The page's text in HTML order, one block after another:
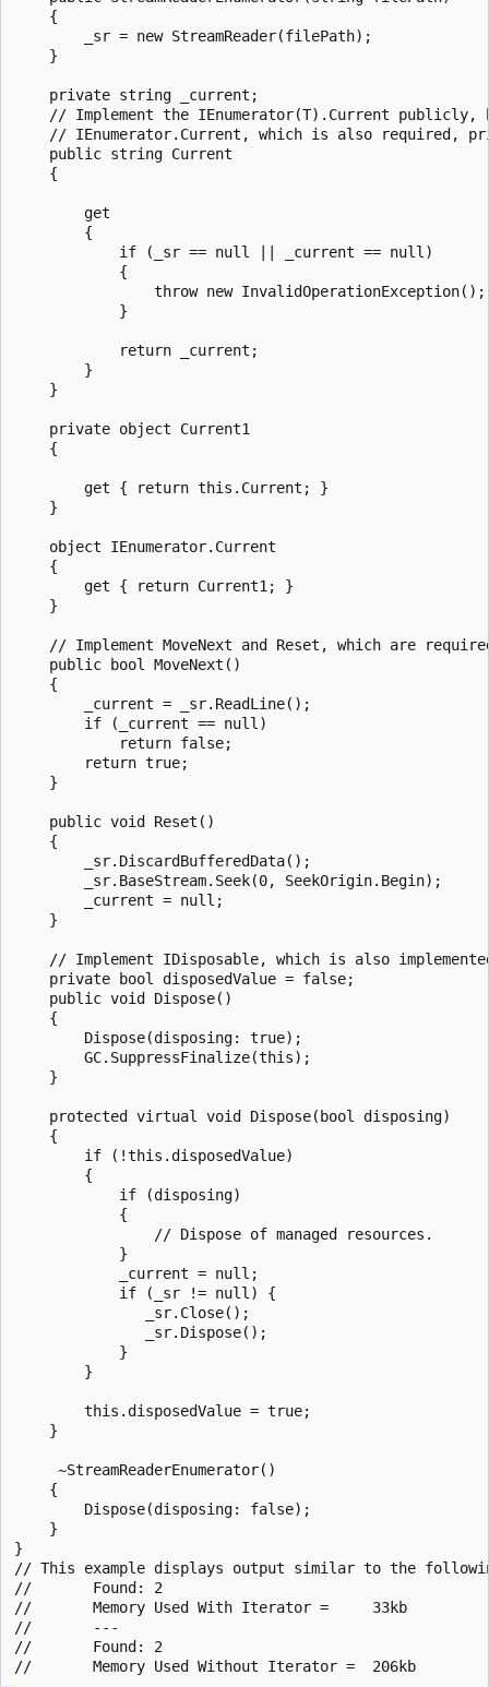
    {
        _sr = new StreamReader(filePath);
    }
    private string _current;
// Implement the IEnumerator(T).Current publicly,
// IEnumerator.Current, which is also required,
    public string Current
    {
        get
        {
            if (_sr == null || _current == null)
            {
                throw new InvalidOperationException();
            }
            return _current;
        }
    }
    private object Current1
    {
        get { return this.Current; }
    }
    object IEnumerator.Current
    {
        get { return Current1; }
    }
// Implement MoveNext and Reset, which are
    public bool MoveNext()
    {
        _current = _sr.ReadLine();
        if (_current == null)
            return false;
        return true;
    }
    public void Reset()
    {
        _sr.DiscardBufferedData();
        _sr.BaseStream.Seek(0, SeekOrigin.Begin);
        _current = null;
    }
// Implement IDisposable, which is also
    private bool disposedValue = false;
    public void Dispose()
    {
        Dispose(disposing: true);
        GC.SuppressFinalize(this);
    }
    protected virtual void Dispose(bool disposing)
    {
        if (!this.disposedValue)
        {
            if (disposing)
            {
                // Dispose of managed resources.
            }
            _current = null;
            if (_sr != null) {
               _sr.Close();
               _sr.Dispose();
            }
        }
        this.disposedValue = true;
    }
     ~StreamReaderEnumerator()
    {
        Dispose(disposing: false);
    }
}
// This example displays output similar to the
//       Found: 2
//       Memory Used With Iterator =     33kb
//       ---
//       Found: 2